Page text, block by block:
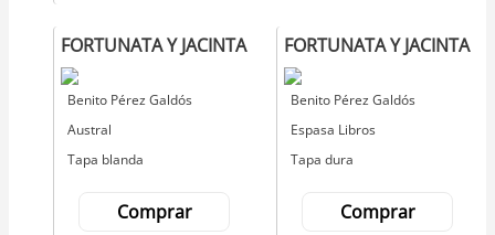
FORTUNATA Y JACINTA
Autor
Benito Pérez Galdós
Editorial
Austral
Tapa blanda
Comprar
FORTUNATA Y JACINTA
Autor
Benito Pérez Galdós
Editorial
Espasa Libros
Tapa dura
Comprar